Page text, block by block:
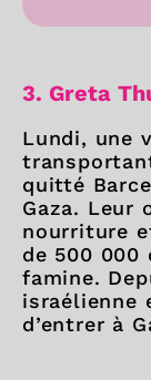
3. Greta
Lundi, une
quitté
Gaza. Leur
nourriture
de 500 000
famine.
israélienne
d’entrer à